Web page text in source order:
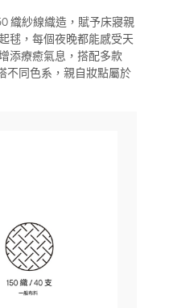
織紗線織造，賦予床寢親
毬，每個夜晚都能感受天
添療癒氣息，搭配多款
不同色系，親自妝點屬於